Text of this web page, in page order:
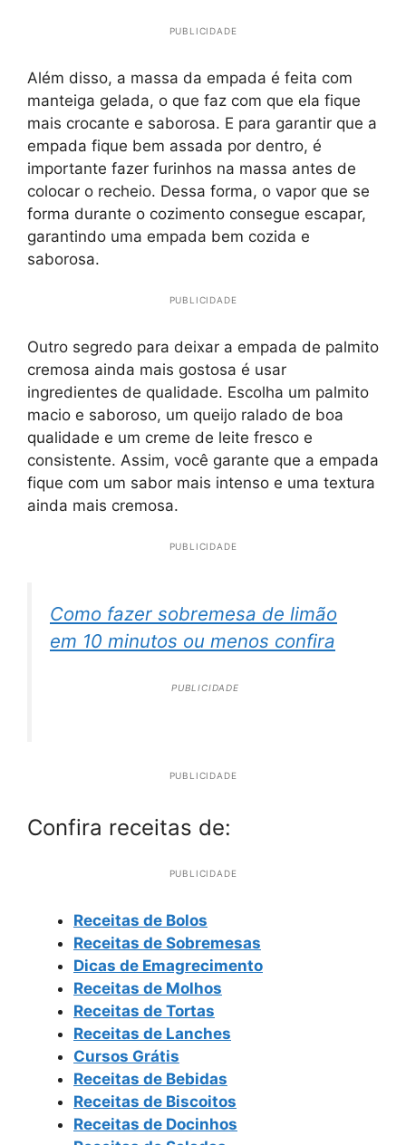
PUBLICIDADE
Além disso, a massa da empada é feita com
manteiga gelada, o que faz com que ela fique
mais crocante e saborosa. E para garantir que a
empada fique bem assada por dentro, é
importante fazer furinhos na massa antes de
colocar o recheio. Dessa forma, o vapor que se
forma durante o cozimento consegue escapar,
garantindo uma empada bem cozida e
saborosa.
PUBLICIDADE
Outro segredo para deixar a empada de palmito
cremosa ainda mais gostosa é usar
ingredientes de qualidade. Escolha um palmito
macio e saboroso, um queijo ralado de boa
qualidade e um creme de leite fresco e
consistente. Assim, você garante que a empada
fique com um sabor mais intenso e uma textura
ainda mais cremosa.
PUBLICIDADE
Como fazer sobremesa de limão
em 10 minutos ou menos confira
PUBLICIDADE
PUBLICIDADE
Confira receitas de:
PUBLICIDADE
Receitas de Bolos
Receitas de Sobremesas
Dicas de Emagrecimento
Receitas de Molhos
Receitas de Tortas
Receitas de Lanches
Cursos Grátis
Receitas de Bebidas
Receitas de Biscoitos
Receitas de Docinhos